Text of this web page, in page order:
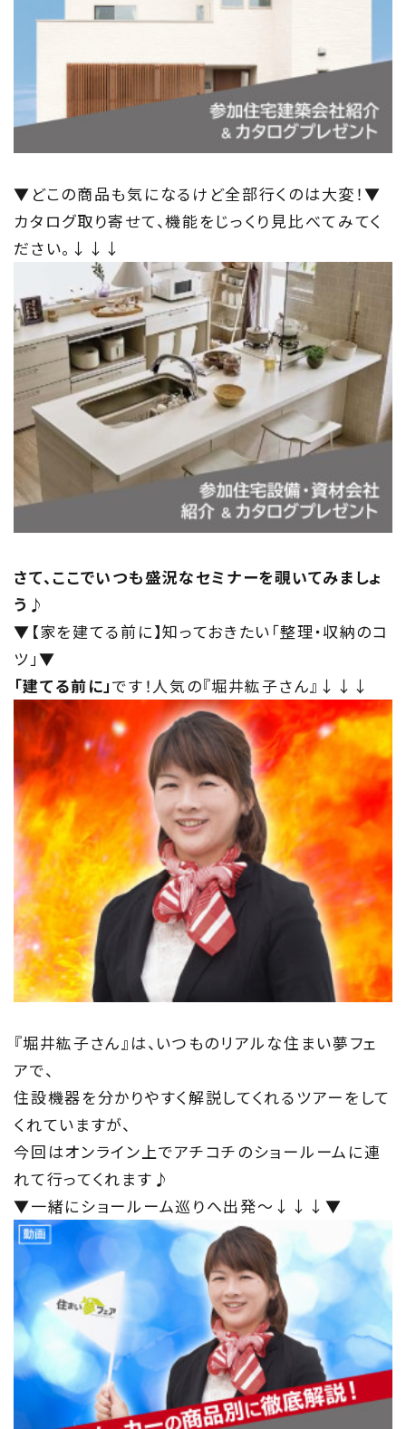
▼どこの商品も気になるけど全部行くのは大変！▼
カタログ取り寄せて、機能をじっくり見比べてみてく
ださい。↓↓↓
さて、ここでいつも盛況なセミナーを覗いてみましょ
う♪
▼【家を建てる前に】知っておきたい「整理・収納のコ
ツ」▼
「建てる前に」です！人気の『堀井紘子さん』↓↓↓
『堀井紘子さん』は、いつものリアルな住まい夢フェ
アで、
住設機器を分かりやすく解説してくれるツアーをして
くれていますが、
今回はオンライン上でアチコチのショールームに連
れて行ってくれます♪
▼一緒にショールーム巡りへ出発～↓↓↓▼